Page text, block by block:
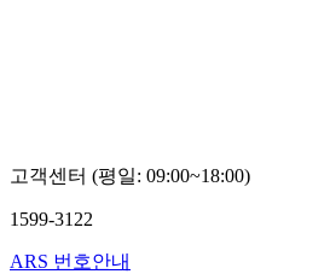
고객센터 (평일: 09:00~18:00)
1599-3122
ARS 번호안내